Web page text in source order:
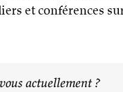
et conférences
actuellement ?